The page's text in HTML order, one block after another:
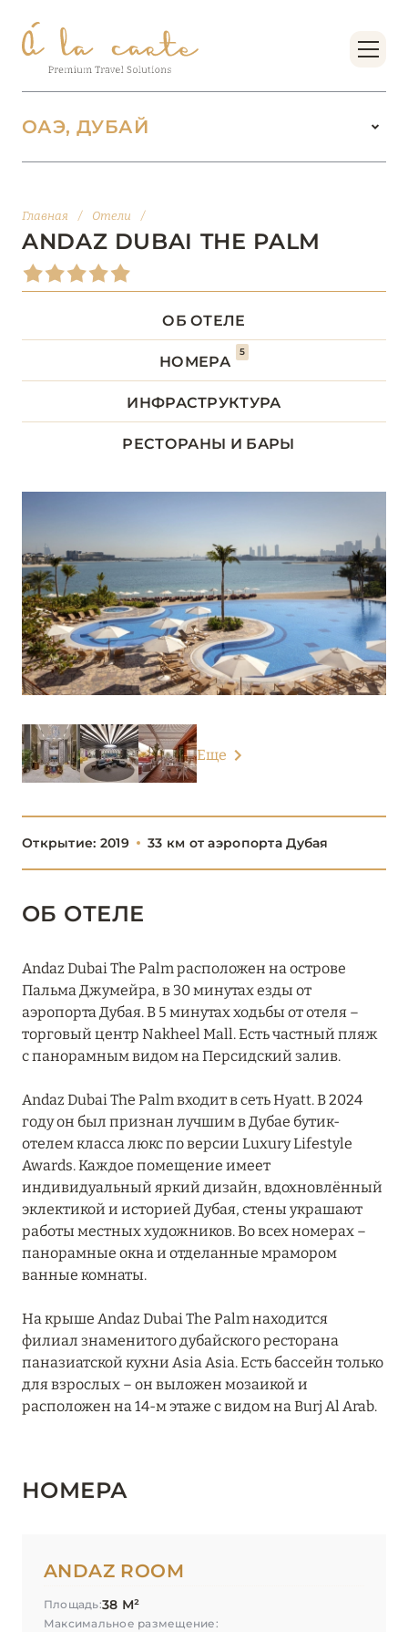
ОАЭ, ДУБАЙ
АБУ-ДАБИ
АДЖМАН
ДУБАЙ
Address Beach Resort
Address Downtown
Anantara World Islands Dubai Resort
Andaz Dubai The Palm
Armani Hotel Dubai
Atlantis The Palm
Atlantis The Royal
Bab Al Shams
Boulevard, Autograph Collection
Burj Al Arab Jumeirah
Bvlgari Resort Dubai
Fairmont The Palm
Four Seasons Resort Dubai at Jumeirah Beach
Grosvenor House Dubai
Habtoor Grand Resort
JA Beach Hotel
JA Lake View Hotel
JA Ocean View Hotel
JA Palm Tree Court
Jumeirah Beach Hotel
Jumeirah Creekside Hotel
Jumeirah Emirates Towers
Jumeirah Living Marina Gate
Le Meridien Mina Seyahi Beach Resort & Waterpark
Le Royal Mеridien Beach Resort & Spa
Главная / Отели /
ANDAZ DUBAI THE PALM
ОБ ОТЕЛЕ
НОМЕРА
5
ИНФРАСТРУКТУРА
РЕСТОРАНЫ И БАРЫ
Еще
Открытие: 2019 33 км от аэропорта Дубая
ОБ ОТЕЛЕ
Andaz Dubai The Palm расположен на острове
Пальма Джумейра, в 30 минутах езды от
аэропорта Дубая. В 5 минутах ходьбы от отеля –
торговый центр Nakheel Mall. Есть частный пляж
с панорамным видом на Персидский залив.
Andaz Dubai The Palm входит в сеть Hyatt. В 2024
году он был признан лучшим в Дубае бутик-
отелем класса люкс по версии Luxury Lifestyle
Awards. Каждое помещение имеет
индивидуальный яркий дизайн, вдохновлённый
эклектикой и историей Дубая, стены украшают
работы местных художников. Во всех номерах –
панорамные окна и отделанные мрамором
ванные комнаты.
На крыше Andaz Dubai The Palm находится
филиал знаменитого дубайского ресторана
паназиатской кухни Asia Asia. Есть бассейн только
для взрослых – он выложен мозаикой и
расположен на 14-м этаже с видом на Burj Al Arab.
НОМЕРА
ANDAZ ROOM
Площадь:38 М²
Максимальное размещение: